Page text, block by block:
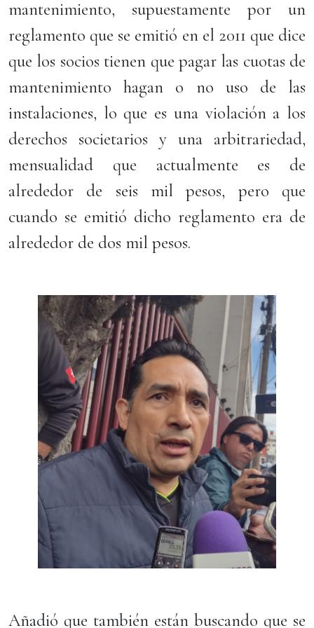
mantenimiento, supuestamente por un
reglamento que se emitió en el 2011 que dice
que los socios tienen que pagar las cuotas de
mantenimiento hagan o no uso de las
instalaciones, lo que es una violación a los
derechos societarios y una arbitrariedad,
mensualidad que actualmente es de
alrededor de seis mil pesos, pero que
cuando se emitió dicho reglamento era de
alrededor de dos mil pesos.
Añadió que también están buscando que se